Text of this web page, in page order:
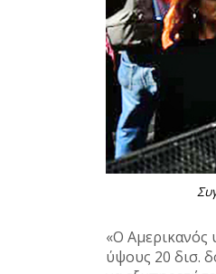
«Ο Αμερικανός
ύψους 20 δισ.